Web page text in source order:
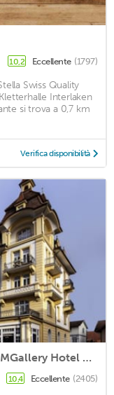
10,2 Eccellente (1797)
Swiss Quality
Interlaken
si trova a 0,7 km
Verifica disponibilità
Hotel Royal St Georges Interlaken MGallery Hotel Collection
10,4 Eccellente (2405)